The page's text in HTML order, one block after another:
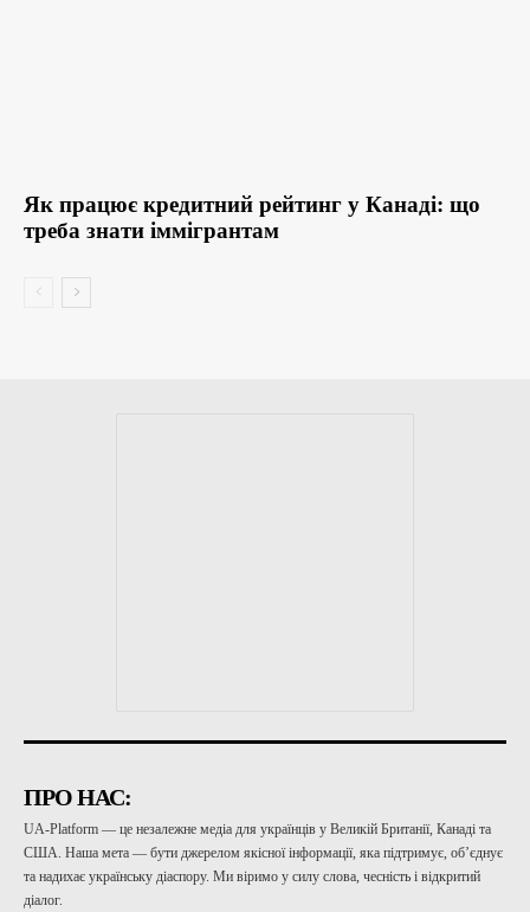
Як працює кредитний рейтинг у Канаді: що
треба знати іммігрантам
ПРО НАС:
UA-Platform — це незалежне медіа для українців у Великій Британії, Канаді та
США. Наша мета — бути джерелом якісної інформації, яка підтримує, об’єднує
та надихає українську діаспору. Ми віримо у силу слова, чесність і відкритий
діалог.